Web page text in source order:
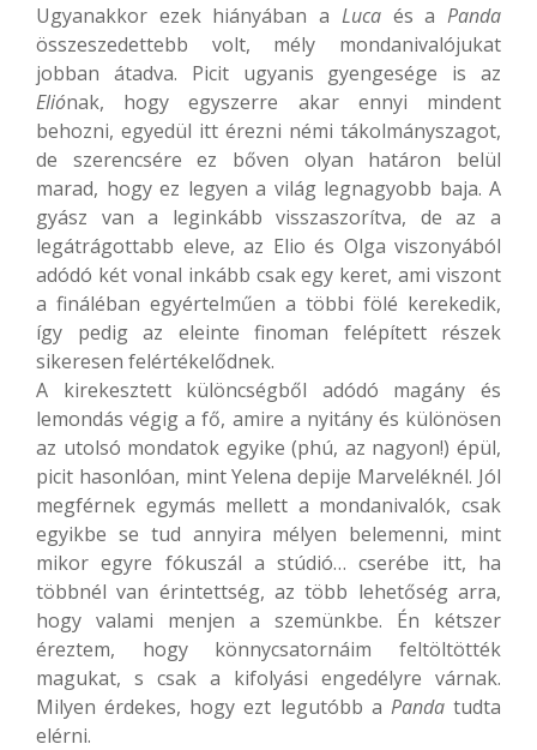
Ugyanakkor ezek hiányában a Lucaés aPanda
összeszedettebb volt, mély mondanivalójukat
jobban átadva. Picit ugyanis gyengesége is az
Eliónak, hogy egyszerre akar ennyi mindent
behozni, egyedül itt érezni némi tákolmányszagot,
de szerencsére ez bőven olyan határon belül
marad, hogy ez legyen a világ legnagyobb baja. A
gyász van a leginkább visszaszorítva, de az a
legátrágottabb eleve, az Elio és Olga viszonyából
adódó két vonal inkább csak egy keret, ami viszont
a fináléban egyértelműen a többi fölé kerekedik,
így pedig az eleinte finoman felépített részek
sikeresen felértékelődnek.
A kirekesztett különcségből adódó magány és
lemondás végig a fő, amire a nyitány és különösen
az utolsó mondatok egyike (phú, az nagyon!) épül,
picit hasonlóan, mint Yelena depije Marveléknél. Jól
megférnek egymás mellett a mondanivalók, csak
egyikbe se tud annyira mélyen belemenni, mint
mikor egyre fókuszál a stúdió… cserébe itt, ha
többnél van érintettség, az több lehetőség arra,
hogy valami menjen a szemünkbe. Én kétszer
éreztem, hogy könnycsatornáim feltöltötték
magukat, s csak a kifolyási engedélyre várnak.
Milyen érdekes, hogy ezt legutóbb a Pandatudta
elérni.